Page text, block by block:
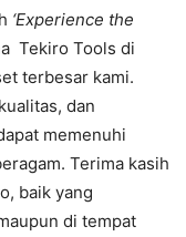
‘Experience the
Tekiro Tools di
terbesar kami.
dan
memenuhi
Terima kasih
baik yang
di tempat